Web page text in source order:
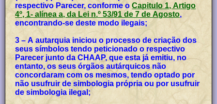
respectivo Parecer, conforme oCapitulo 1, Artigo
4º, 1- alínea a, da Lei n.º 53/91 de 7 de Agosto,
encontrando-se deste modo ilegais;
3 – A autarquia iniciou o processo de criação dos
seus símbolos tendo peticionado o respectivo
Parecer junto da CHAAP, que esta já emitiu, no
entanto, os seus órgãos autárquicos não
concordaram com os mesmos, tendo optado por
não usufruir de simbologia própria ou por usufruir
de simbologia ilegal;